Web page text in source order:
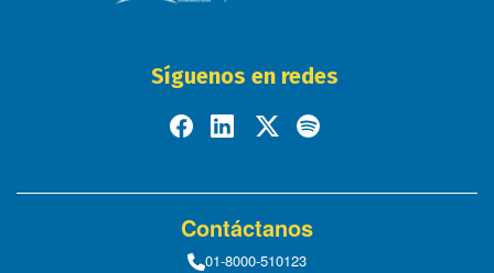
Síguenos en redes
Contáctanos
01-8000-510123